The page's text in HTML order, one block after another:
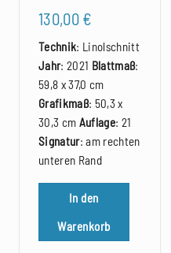
130,00 €
Technik: Linolschnitt
Jahr: 2021 Blattmaß:
59,8 x 37,0 cm
Grafikmaß: 50,3 x
30,3 cm Auflage: 21
Signatur: am rechten
unteren Rand
In den
Warenkorb